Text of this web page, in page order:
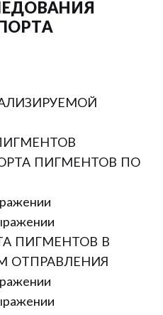
ПИГМЕНТОВ ПО
ПИГМЕНТОВ В
ОТПРАВЛЕНИЯ